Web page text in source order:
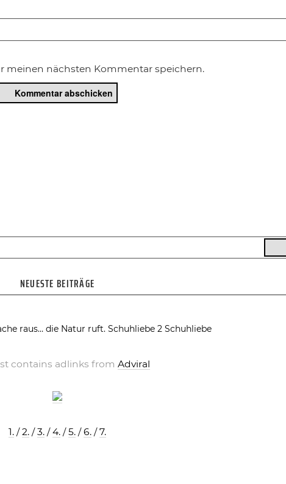
meinen nächsten Kommentar speichern.
NEUESTE BEITRÄGE
raus… die Natur ruft. Schuhliebe 2 Schuhliebe
contains adlinks from Adviral
1. /2. /3. /4. /5. /6. /7.